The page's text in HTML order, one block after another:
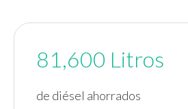
81,600 Litros
de diésel ahorrados